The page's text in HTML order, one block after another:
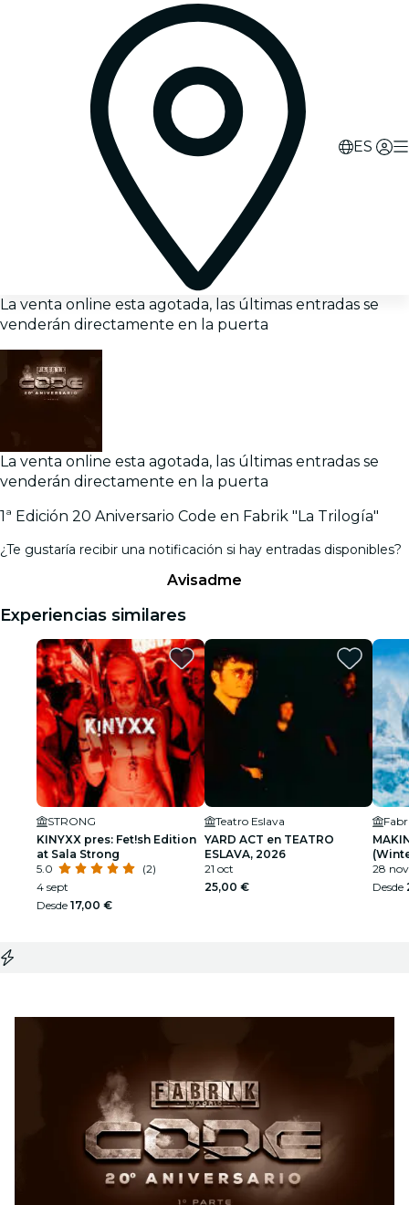
ES
La venta online esta agotada, las últimas entradas se
venderán directamente en la puerta
La venta online esta agotada, las últimas entradas se
venderán directamente en la puerta
1ª Edición 20 Aniversario Code en Fabrik "La Trilogía"
¿Te gustaría recibir una notificación si hay entradas disponibles?
Avisadme
Experiencias similares
STRONG
KINYXX pres: Fet!sh Edition
at Sala Strong
5.0
(2)
4 sept
Desde 17,00 €
Teatro Eslava
YARD ACT en TEATRO
ESLAVA, 2026
21 oct
25,00 €
28 nov
Desde